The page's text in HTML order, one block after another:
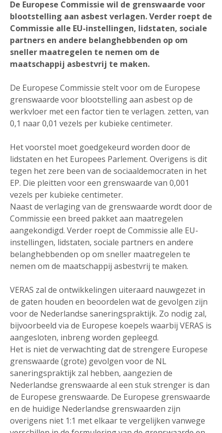
De Europese Commissie wil de grenswaarde voor
blootstelling aan asbest verlagen. Verder roept de
Commissie alle EU-instellingen, lidstaten, sociale
partners en andere belanghebbenden op om
sneller maatregelen te nemen om de
maatschappij asbestvrij te maken.
De Europese Commissie stelt voor om de Europese
grenswaarde voor blootstelling aan asbest op de
werkvloer met een factor tien te verlagen. zetten, van
0,1 naar 0,01 vezels per kubieke centimeter.
Het voorstel moet goedgekeurd worden door de
lidstaten en het Europees Parlement. Overigens is dit
tegen het zere been van de sociaaldemocraten in het
EP. Die pleitten voor een grenswaarde van 0,001
vezels per kubieke centimeter.
Naast de verlaging van de grenswaarde wordt door de
Commissie een breed pakket aan maatregelen
aangekondigd. Verder roept de Commissie alle EU-
instellingen, lidstaten, sociale partners en andere
belanghebbenden op om sneller maatregelen te
nemen om de maatschappij asbestvrij te maken.
VERAS zal de ontwikkelingen uiteraard nauwgezet in
de gaten houden en beoordelen wat de gevolgen zijn
voor de Nederlandse saneringspraktijk. Zo nodig zal,
bijvoorbeeld via de Europese koepels waarbij VERAS is
aangesloten, inbreng worden gepleegd.
Het is niet de verwachting dat de strengere Europese
grenswaarde (grote) gevolgen voor de NL
saneringspraktijk zal hebben, aangezien de
Nederlandse grenswaarde al een stuk strenger is dan
de Europese grenswaarde. De Europese grenswaarde
en de huidige Nederlandse grenswaarden zijn
overigens niet 1:1 met elkaar te vergelijken vanwege